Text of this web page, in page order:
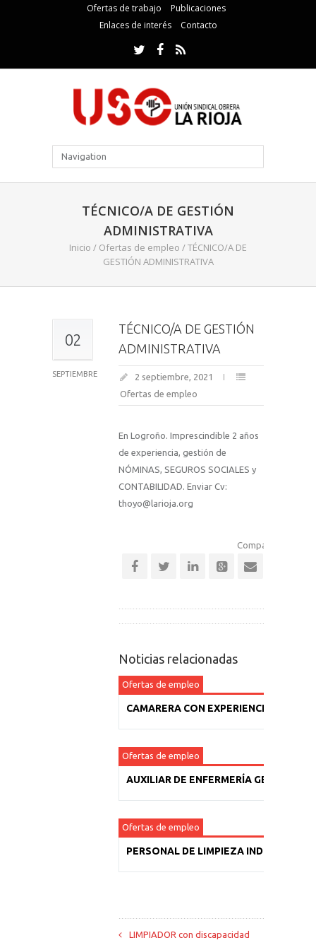
Ofertas de trabajo
Publicaciones
Enlaces de interés
Contacto
TÉCNICO/A DE GESTIÓN
ADMINISTRATIVA
Inicio / Ofertas de empleo /TÉCNICO/A DE
GESTIÓN ADMINISTRATIVA
02
SEPTIEMBRE
TÉCNICO/A DE GESTIÓN
ADMINISTRATIVA
2 septiembre, 2021
Ofertas de empleo
En Logroño. Imprescindible 2 años
de experiencia, gestión de
NÓMINAS, SEGUROS SOCIALES y
CONTABILIDAD. Enviar Cv:
thoyo@larioja.org
Comparte esta
Noticias relacionadas
Ofertas de empleo
CAMARERA CON EXPERIENCIA
Ofertas de empleo
AUXILIAR DE ENFERMERÍA GERIÁTRICA
Ofertas de empleo
PERSONAL DE LIMPIEZA INDUSTRIAL
LIMPIADOR con discapacidad